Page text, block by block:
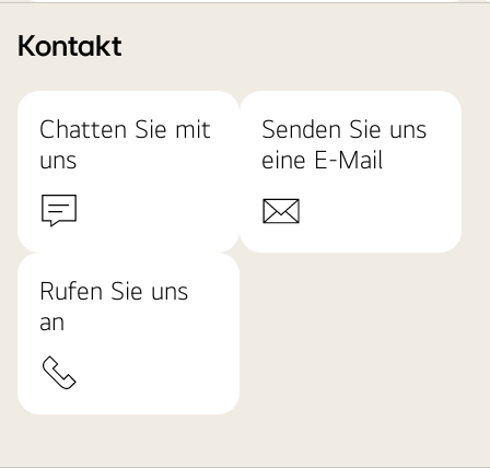
Kontakt
Chatten Sie mit
uns
Senden Sie uns
eine E-Mail
Rufen Sie uns
an